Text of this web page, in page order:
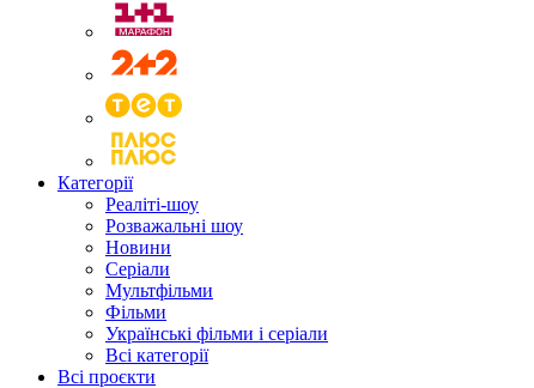
Категорії
Реаліті-шоу
Розважальні шоу
Новини
Серіали
Мультфільми
Фільми
Українські фільми і серіали
Всі категорії
Всі проєкти